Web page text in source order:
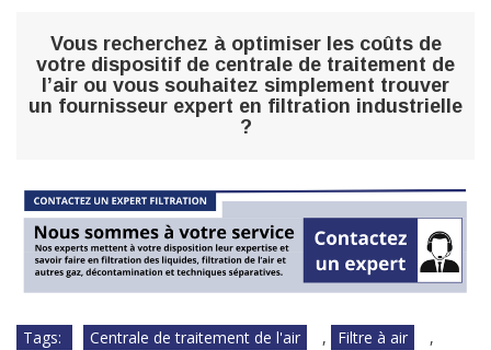
Vous recherchez à optimiser les coûts de
votre dispositif de centrale de traitement de
l’air ou vous souhaitez simplement trouver
un fournisseur expert en filtration industrielle
?
Tags: Centrale de traitement de l'air , Filtre à air
,